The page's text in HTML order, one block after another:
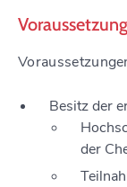
Besitz der
der